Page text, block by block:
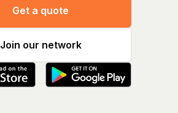
Get a quote
Join our network